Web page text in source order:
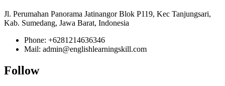
Jl. Perumahan Panorama Jatinangor Blok P119, Kec Tanjungsari,
Kab. Sumedang, Jawa Barat, Indonesia
Phone: +6281214636346
Mail: admin@englishlearningskill.com
Follow